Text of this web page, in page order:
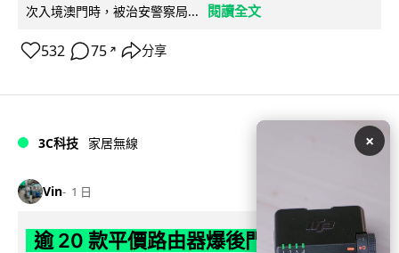
次入境澳門時，被治安警察局...
閱讀全文
532 75 ↗ 分享
3C科技 家居無線
Vin 1 日
逾 20 款平價路由器爆後門 每 35 秒自
×